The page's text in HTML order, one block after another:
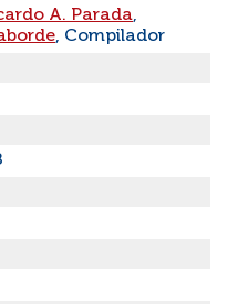
A. Parada,
, Compilador